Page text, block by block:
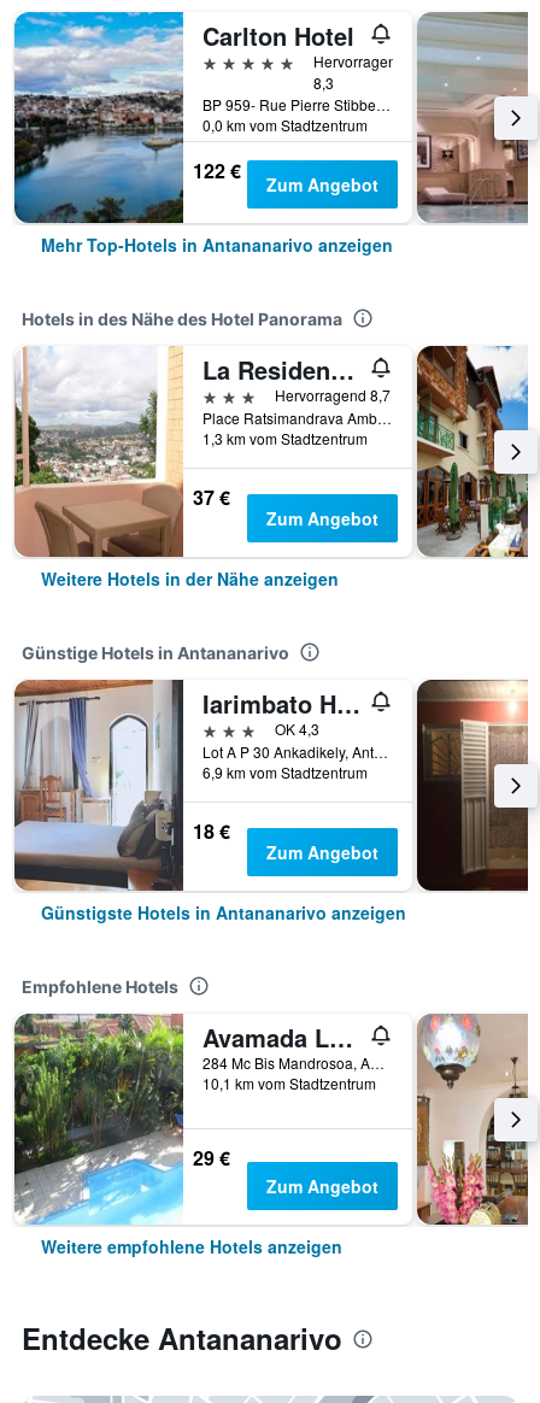
Carlton Hotel
5 Sterne
Hervorragend
8,3
BP 959- Rue Pierre Stibbe- Anosy, Antananarivo, Madagaskar
0,0 km vom Stadtzentrum
122 € Zum Angebot
Mehr Top-Hotels in Antananarivo anzeigen
Hotels in des Nähe des Hotel Panorama
La Residence du Rova
3 Sterne
Hervorragend 8,7
Place Ratsimandrava Ambohijatovo, Antananarivo, Madagaskar
1,3 km vom Stadtzentrum
37 €
Zum Angebot
Weitere Hotels in der Nähe anzeigen
Günstige Hotels in Antananarivo
Iarimbato Hotel
3 Sterne
OK 4,3
Lot A P 30 Ankadikely, Antananarivo, Madagaskar
6,9 km vom Stadtzentrum
18 €
Zum Angebot
Günstigste Hotels in Antananarivo anzeigen
Empfohlene Hotels
Avamada Lodge
284 Mc Bis Mandrosoa, Ambohidratrimo, Antananarivo, Madagaskar
10,1 km vom Stadtzentrum
29 €
Zum Angebot
Weitere empfohlene Hotels anzeigen
Entdecke Antananarivo